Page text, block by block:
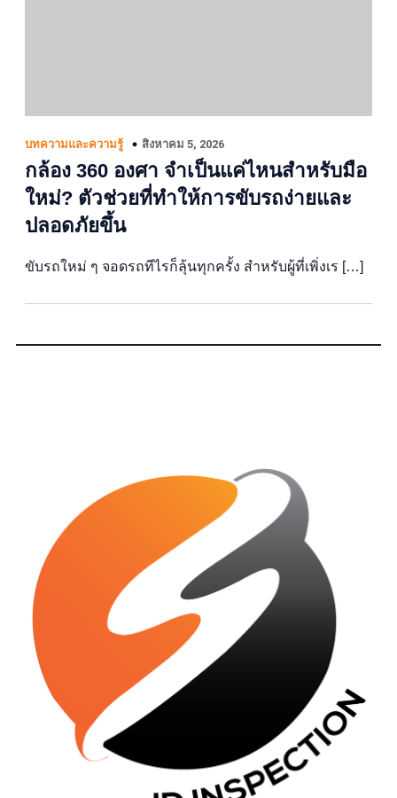
บทความและความรู้ สิงหาคม 5, 2026
กล้อง 360 องศา จำเป็นแค่ไหนสำหรับมือ
ใหม่? ตัวช่วยที่ทำให้การขับรถง่ายและ
ปลอดภัยขึ้น
ขับรถใหม่ ๆ จอดรถทีไรก็ลุ้นทุกครั้ง สำหรับผู้ที่เพิ่งเร […]